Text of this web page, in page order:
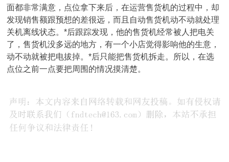
面都非常满意，点位拿下来后，在运营售货机的过程中，却
发现销售额跟预想的差很远，而且自动售货机动不动就处理
关机离线状态。*后跟踪发现，他的售货机经常被人把电关
了，售货机没多远的地方，有一个小店觉得影响他的生意，
动不动就被把电拔掉。*后只能把售货机拆走。所以，在选
点位之前一点要把周围的情况摸清楚。